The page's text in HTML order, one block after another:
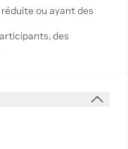
ou ayant des
des